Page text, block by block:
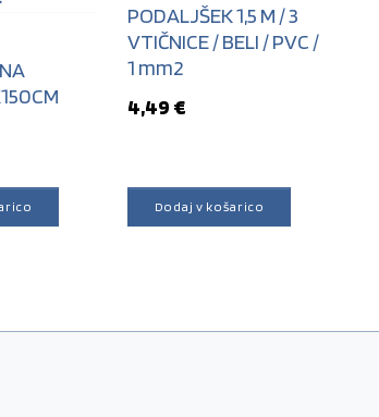
PODALJŠEK 1,5 M / 3
VTIČNICE / BELI / PVC /
1 mm2
4,49 €
Dodaj v košarico